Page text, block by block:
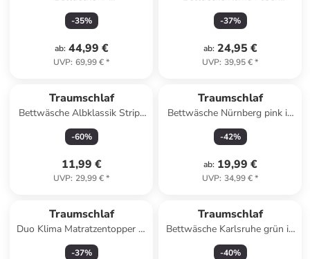
Jahreszeiten,Ganzjahres,Winter,Sommer
in weiss
-35%
ab: 44,99 €
UVP: 69,99 €*
Ganzjahresdecke in weiss
-37%
ab: 24,95 €
UVP: 39,95 €*
Traumschlaf
Bettwäsche Albklassik Stripe
in hellgrün
-60%
11,99 €
UVP: 29,99 €*
Traumschlaf
Bettwäsche Nürnberg pink in
pink
-42%
ab: 19,99 €
UVP: 34,99 €*
Traumschlaf
Duo Klima Matratzentopper in
weiß
-37%
Traumschlaf
Bettwäsche Karlsruhe grün in
grün
-40%